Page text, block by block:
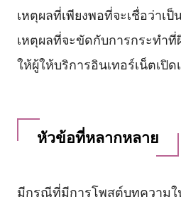
เหตุผลที่เพียงพอที่จะเชื่อว่าเ
เหตุผลที่จะขัดกับการกระทำ
ให้ผู้ให้บริการอินเทอร์เน็ตเปิ
หัวข้อที่หลากหลาย
มีกรณีที่มีการโพสต์บทความ